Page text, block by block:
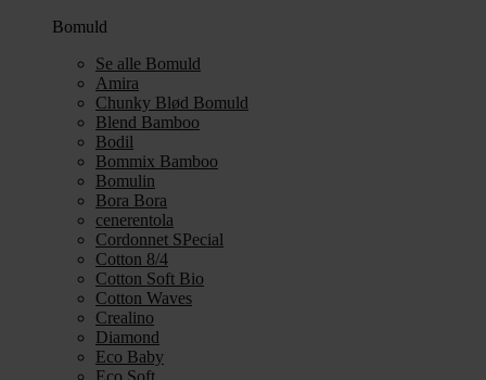
Bomuld
Se alle Bomuld
Amira
Chunky Blød Bomuld
Blend Bamboo
Bodil
Bommix Bamboo
Bomulin
Bora Bora
cenerentola
Cordonnet SPecial
Cotton 8/4
Cotton Soft Bio
Cotton Waves
Crealino
Diamond
Eco Baby
Eco Soft